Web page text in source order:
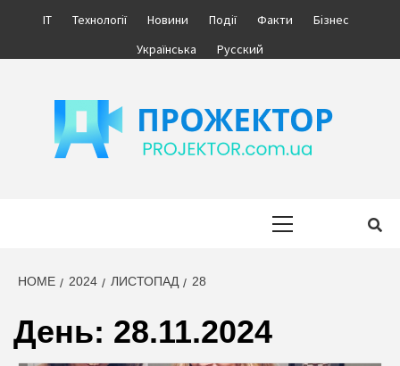
IT Технології Новини Події Факти
Бізнес
Українська
Русский
HOME 2024 ЛИСТОПАД 28
День: 28.11.2024